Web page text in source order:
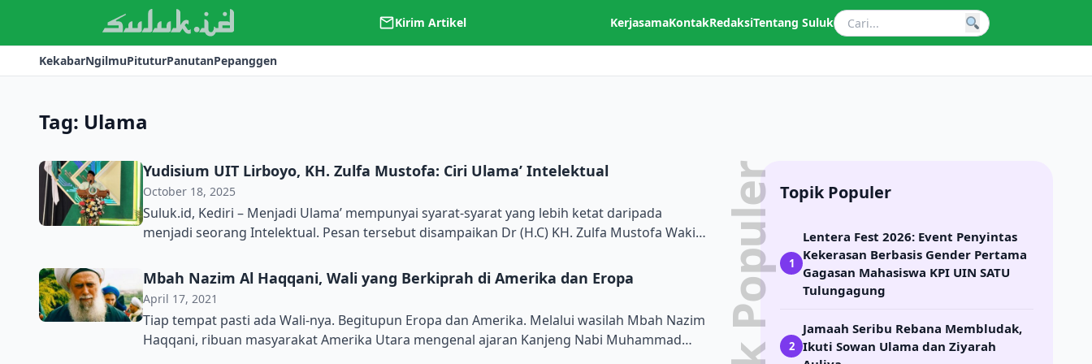
Kirim Artikel KerjasamaKontakRedaksiTentang Suluk
KekabarNgilmuPituturPanutanPepanggen
Tag: Ulama
Yudisium UIT Lirboyo, KH. Zulfa Mustofa: Ciri Ulama’ Intelektual
October 18, 2025
Suluk.id, Kediri – Menjadi Ulama’ mempunyai syarat-syarat yang lebih ketat daripada
menjadi seorang Intelektual. Pesan tersebut disampaikan Dr (H.C) KH. Zulfa Mustofa Wakil
Tribakti(UIT) Lirboyo Sabtu (18/10/2025) di Aula Muktamar Pondok Pesantren Lirboyo
Kediri. Acara yang dihadiri KH. Athoillah Sholahuddin Anwar selaku ketua Yayasan […]
Mbah Nazim Al Haqqani, Wali yang Berkiprah di Amerika dan Eropa
April 17, 2021
Tiap tempat pasti ada Wali-nya. Begitupun Eropa dan Amerika. Melalui wasilah Mbah Nazim
Haqqani, ribuan masyarakat Amerika Utara mengenal ajaran Kanjeng Nabi Muhammad
Topik Populer
1
Lentera Fest 2026: Event Penyintas
Kekerasan Berbasis Gender Pertama
Gagasan Mahasiswa KPI UIN SATU
Tulungagung
2
Jamaah Seribu Rebana Membludak,
Ikuti Sowan Ulama dan Ziyarah